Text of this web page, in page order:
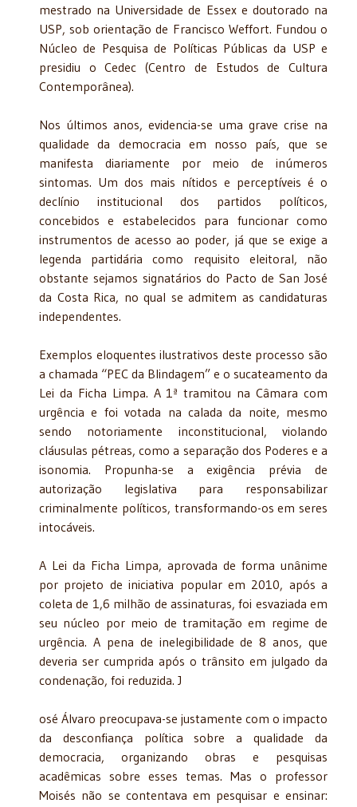
mestrado na Universidade de Essex e doutorado na
USP, sob orientação de Francisco Weffort. Fundou o
Núcleo de Pesquisa de Políticas Públicas da USP e
presidiu o Cedec (Centro de Estudos de Cultura
Contemporânea).
Nos últimos anos, evidencia-se uma grave crise na
qualidade da democracia em nosso país, que se
manifesta diariamente por meio de inúmeros
sintomas. Um dos mais nítidos e perceptíveis é o
declínio institucional dos partidos políticos,
concebidos e estabelecidos para funcionar como
instrumentos de acesso ao poder, já que se exige a
legenda partidária como requisito eleitoral, não
obstante sejamos signatários do Pacto de San José
da Costa Rica, no qual se admitem as candidaturas
independentes.
Exemplos eloquentes ilustrativos deste processo são
a chamada “PEC da Blindagem” e o sucateamento da
Lei da Ficha Limpa. A 1ª tramitou na Câmara com
urgência e foi votada na calada da noite, mesmo
sendo notoriamente inconstitucional, violando
cláusulas pétreas, como a separação dos Poderes e a
isonomia. Propunha-se a exigência prévia de
autorização legislativa para responsabilizar
criminalmente políticos, transformando-os em seres
intocáveis.
A Lei da Ficha Limpa, aprovada de forma unânime
por projeto de iniciativa popular em 2010, após a
coleta de 1,6 milhão de assinaturas, foi esvaziada em
seu núcleo por meio de tramitação em regime de
urgência. A pena de inelegibilidade de 8 anos, que
deveria ser cumprida após o trânsito em julgado da
condenação, foi reduzida. J
osé Álvaro preocupava-se justamente com o impacto
da desconfiança política sobre a qualidade da
democracia, organizando obras e pesquisas
acadêmicas sobre esses temas. Mas o professor
Moisés não se contentava em pesquisar e ensinar: